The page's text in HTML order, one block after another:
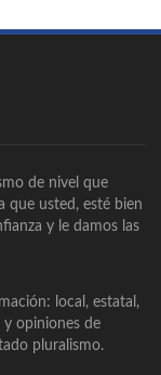
de nivel que
que usted, esté bien
y le damos las
local, estatal,
y opiniones de
pluralismo.